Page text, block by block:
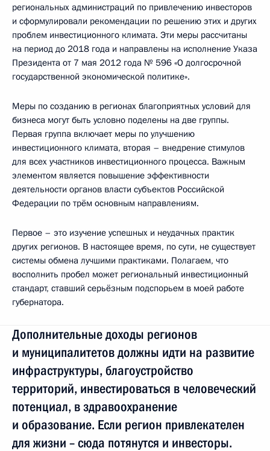
региональных администраций по привлечению инвесторов
и сформулировали рекомендации по решению этих и других
проблем инвестиционного климата. Эти меры рассчитаны
на период до 2018 года и направлены на исполнение Указа
Президента от 7 мая 2012 года № 596 «О долгосрочной
государственной экономической политике».
Меры по созданию в регионах благоприятных условий для
бизнеса могут быть условно поделены на две группы.
Первая группа включает меры по улучшению
инвестиционного климата, вторая – внедрение стимулов
для всех участников инвестиционного процесса. Важным
элементом является повышение эффективности
деятельности органов власти субъектов Российской
Федерации по трём основным направлениям.
Первое – это изучение успешных и неудачных практик
других регионов. В настоящее время, по сути, не существует
системы обмена лучшими практиками. Полагаем, что
восполнить пробел может региональный инвестиционный
стандарт, ставший серьёзным подспорьем в моей работе
губернатора.
Дополнительные доходы регионов
и муниципалитетов должны идти на развитие
инфраструктуры, благоустройство
территорий, инвестироваться в человеческий
потенциал, в здравоохранение
и образование. Если регион привлекателен
для жизни – сюда потянутся и инвесторы.